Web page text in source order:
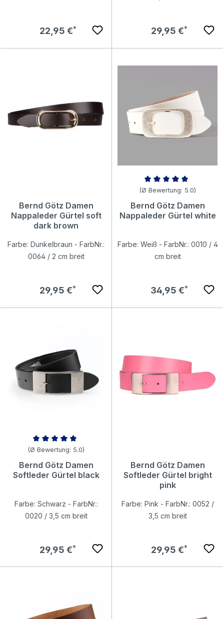
Regulärer Preis:
22,95 € Regulärer Preis:
29,95 €
Bernd Götz Damen
Nappaleder Gürtel soft
dark brown
Farbe: Dunkelbraun - FarbNr.:
0064 / 2 cm breit
Regulärer Preis:
29,95 €
Durchschnittliche Bewertung
(Ø Bewertung: 5.0)
Bernd Götz Damen
Nappaleder Gürtel white
Farbe: Weiß - FarbNr.: 0010 / 4
cm breit
Regulärer Preis:
34,95 €
Durchschnittliche Bewertung von 5 von 5 Sternen
(Ø Bewertung: 5.0)
Bernd Götz Damen
Softleder Gürtel black
Farbe: Schwarz - FarbNr.:
0020 / 3,5 cm breit
Regulärer Preis:
29,95 €
Bernd Götz Damen
Softleder Gürtel bright
pink
Farbe: Pink - FarbNr.: 0052 /
3,5 cm breit
Regulärer Preis:
29,95 €